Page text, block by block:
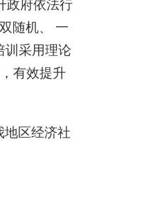
政府依法行
随机、 一
训采用理论
有效提升
地区经济社